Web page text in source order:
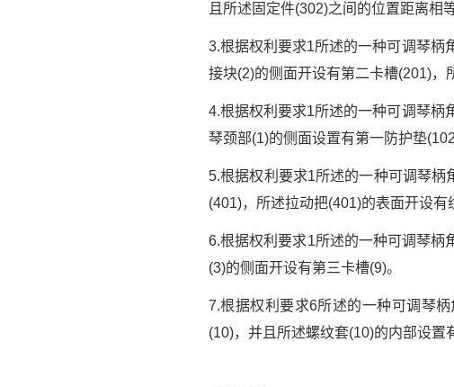
且所述固定件(302)之间的位置距离相等
3.根据权利要求1所述的一种可调琴柄
接块(2)的侧面开设有第二卡槽(201)，
4.根据权利要求1所述的一种可调琴柄
琴颈部(1)的侧面设置有第一防护垫
5.根据权利要求1所述的一种可调琴
(401)，所述拉动把(401)的表面开设有
6.根据权利要求1所述的一种可调琴柄
(3)的侧面开设有第三卡槽(9)。
7.根据权利要求6所述的一种可调琴
(10)，并且所述螺纹套(10)的内部设置